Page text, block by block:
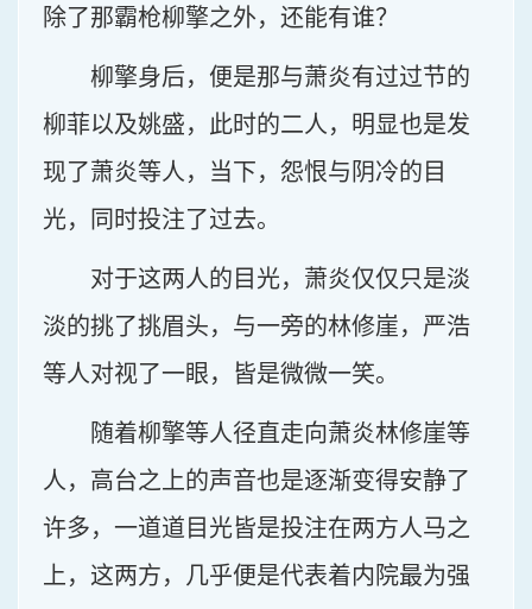
除了那霸枪柳擎之外，还能有谁？
柳擎身后，便是那与萧炎有过过节的
柳菲以及姚盛，此时的二人，明显也是发
现了萧炎等人，当下，怨恨与阴冷的目
光，同时投注了过去。
对于这两人的目光，萧炎仅仅只是淡
淡的挑了挑眉头，与一旁的林修崖，严浩
等人对视了一眼，皆是微微一笑。
随着柳擎等人径直走向萧炎林修崖等
人，高台之上的声音也是逐渐变得安静了
许多，一道道目光皆是投注在两方人马之
上，这两方，几乎便是代表着内院最为强